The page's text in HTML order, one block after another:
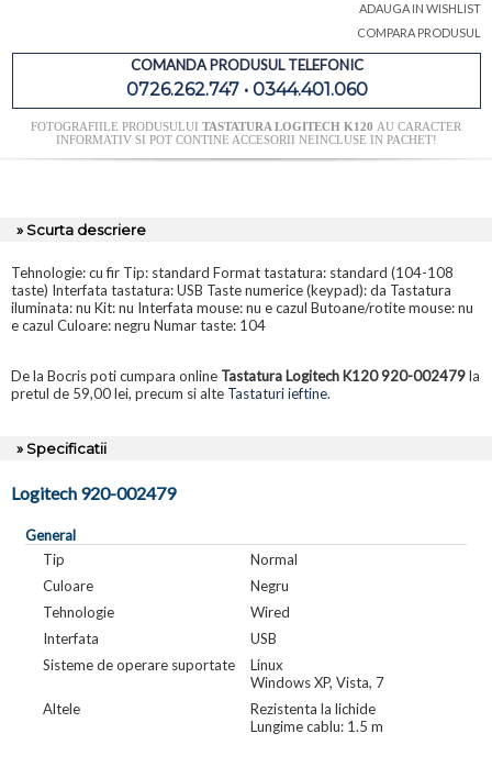
ADAUGA IN WISHLIST
COMPARA PRODUSUL
COMANDA PRODUSUL TELEFONIC
0726.262.747 • 0344.401.060
FOTOGRAFIILE PRODUSULUI TASTATURA LOGITECH K120 AU CARACTER
INFORMATIV SI POT CONTINE ACCESORII NEINCLUSE IN PACHET!
» Scurta descriere
Tehnologie: cu fir Tip: standard Format tastatura: standard (104-108
taste) Interfata tastatura: USB Taste numerice (keypad): da Tastatura
iluminata: nu Kit: nu Interfata mouse: nu e cazul Butoane/rotite mouse: nu
e cazul Culoare: negru Numar taste: 104
De la Bocris poti cumpara online Tastatura Logitech K120 920-002479la
pretul de 59,00 lei, precum si alte Tastaturi ieftine.
» Specificatii
Logitech 920-002479
General
Tip
Normal
Culoare
Negru
Tehnologie
Wired
Interfata
USB
Sisteme de operare suportate
Linux
Windows XP, Vista, 7
Altele
Rezistenta la lichide
Lungime cablu: 1.5 m